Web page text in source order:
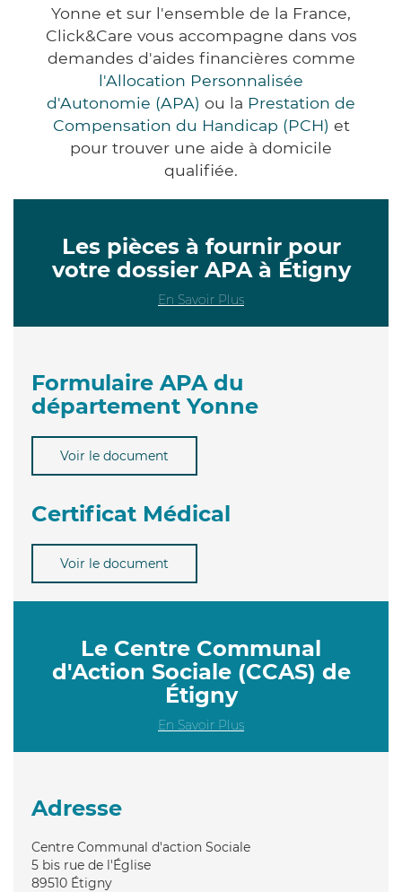
Yonne et sur l'ensemble de la France,
Click&Care vous accompagne dans vos
demandes d'aides financières comme
l'Allocation Personnalisée
d'Autonomie (APA) ou la Prestation de
Compensation du Handicap (PCH) et
pour trouver une aide à domicile
qualifiée.
Les pièces à fournir pour
votre dossier APA à Étigny
En Savoir Plus
Formulaire APA du
département Yonne
Voir le document
Certificat Médical
Voir le document
Le Centre Communal
d'Action Sociale (CCAS) de
Étigny
En Savoir Plus
Adresse
Centre Communal d'action Sociale
5 bis rue de l'Église
89510 Étigny